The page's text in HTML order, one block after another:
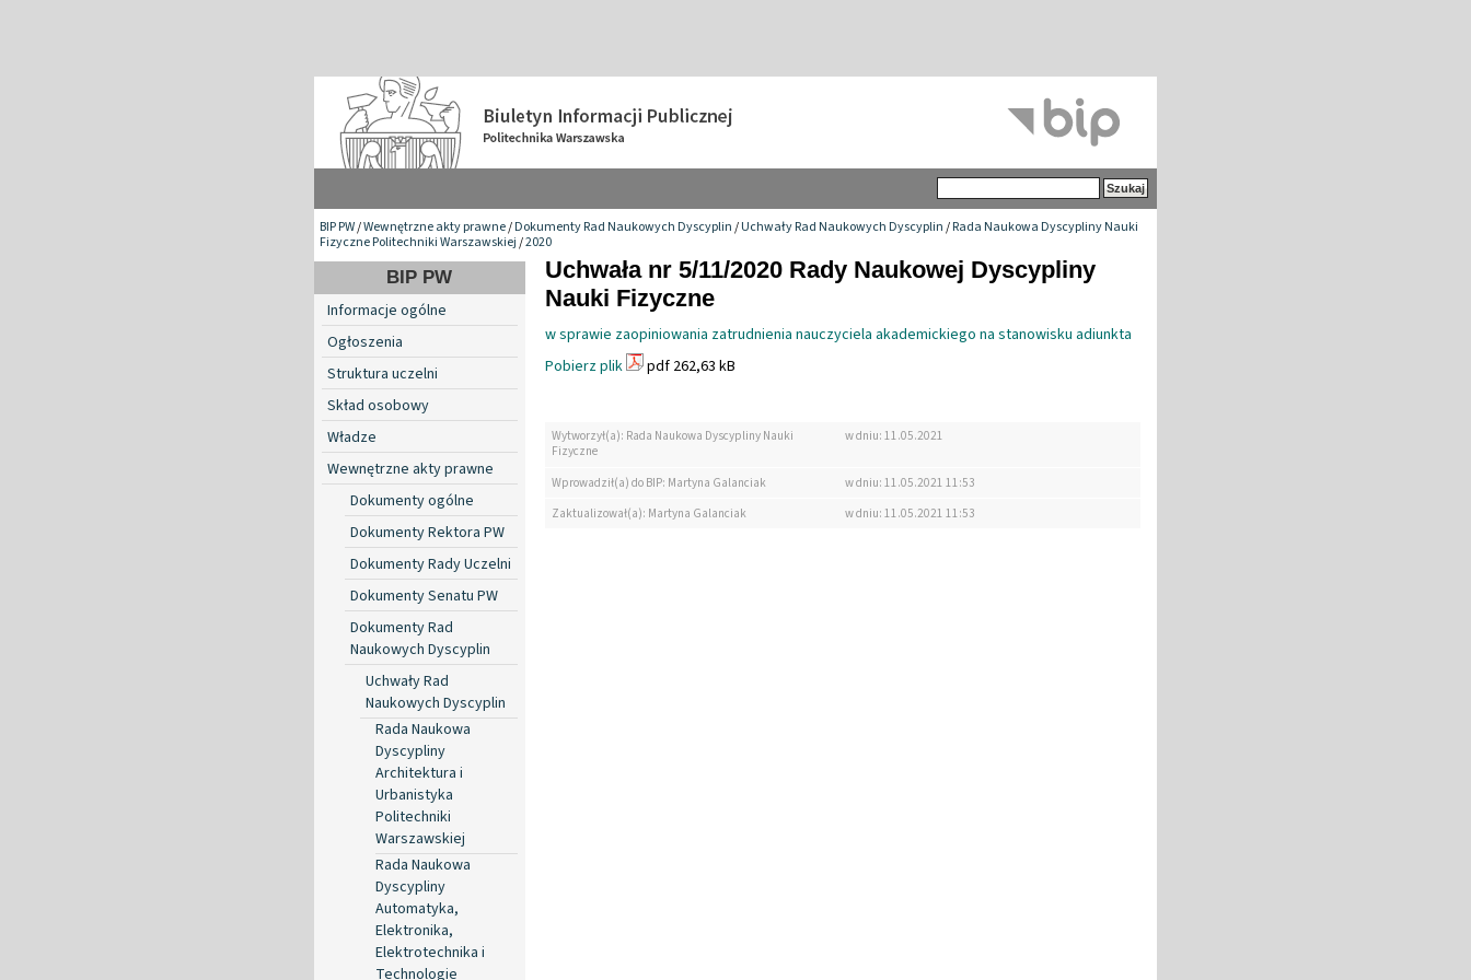
BIP PW/Wewnętrzne akty prawne/Dokumenty Rad Naukowych Dyscyplin/Uchwały Rad Naukowych Dyscyplin/Rada Naukowa Dyscypliny Nauki
Fizyczne Politechniki Warszawskiej/2020
BIP PW
Informacje ogólne
Ogłoszenia
Struktura uczelni
Skład osobowy
Władze
Wewnętrzne akty prawne
Dokumenty ogólne
Dokumenty Rektora PW
Dokumenty Rady Uczelni
Dokumenty Senatu PW
Dokumenty Rad
Naukowych Dyscyplin
Uchwały Rad
Naukowych Dyscyplin
Rada Naukowa
Dyscypliny
Architektura i
Urbanistyka
Politechniki
Warszawskiej
Rada Naukowa
Dyscypliny
Automatyka,
Elektronika,
Elektrotechnika i
Technologie
Uchwała nr 5/11/2020 Rady Naukowej Dyscypliny
Nauki Fizyczne
w sprawie zaopiniowania zatrudnienia nauczyciela akademickiego na stanowisku adiunkta
Pobierz plik
pdf 262,63 kB
Wytworzył(a): Rada Naukowa Dyscypliny Nauki
Fizyczne
w dniu: 11.05.2021
Wprowadził(a) do BIP: Martyna Galanciak
w dniu: 11.05.2021 11:53
Zaktualizował(a): Martyna Galanciak
w dniu: 11.05.2021 11:53